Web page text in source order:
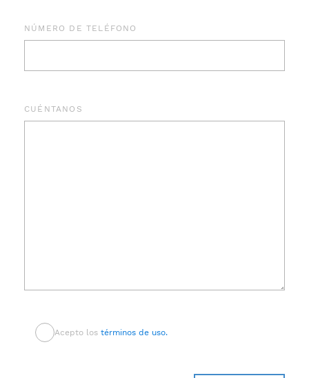
NÚMERO DE TELÉFONO
CUÉNTANOS
Acepto los términos de uso.